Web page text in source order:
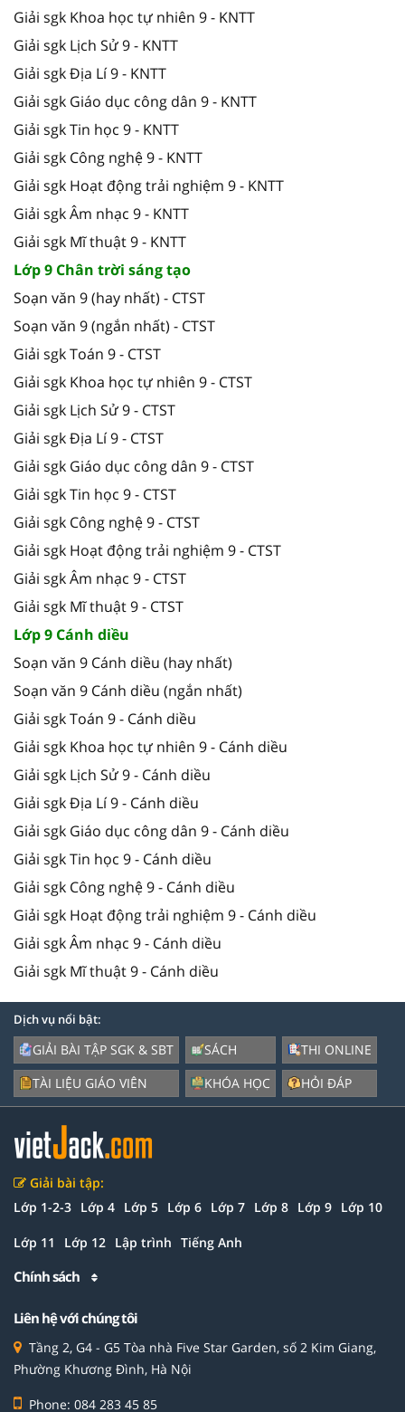
Giải sgk Khoa học tự nhiên 9 - KNTT
Giải sgk Lịch Sử 9 - KNTT
Giải sgk Địa Lí 9 - KNTT
Giải sgk Giáo dục công dân 9 - KNTT
Giải sgk Tin học 9 - KNTT
Giải sgk Công nghệ 9 - KNTT
Giải sgk Hoạt động trải nghiệm 9 - KNTT
Giải sgk Âm nhạc 9 - KNTT
Giải sgk Mĩ thuật 9 - KNTT
Lớp 9 Chân trời sáng tạo
Soạn văn 9 (hay nhất) - CTST
Soạn văn 9 (ngắn nhất) - CTST
Giải sgk Toán 9 - CTST
Giải sgk Khoa học tự nhiên 9 - CTST
Giải sgk Lịch Sử 9 - CTST
Giải sgk Địa Lí 9 - CTST
Giải sgk Giáo dục công dân 9 - CTST
Giải sgk Tin học 9 - CTST
Giải sgk Công nghệ 9 - CTST
Giải sgk Hoạt động trải nghiệm 9 - CTST
Giải sgk Âm nhạc 9 - CTST
Giải sgk Mĩ thuật 9 - CTST
Lớp 9 Cánh diều
Soạn văn 9 Cánh diều (hay nhất)
Soạn văn 9 Cánh diều (ngắn nhất)
Giải sgk Toán 9 - Cánh diều
Giải sgk Khoa học tự nhiên 9 - Cánh diều
Giải sgk Lịch Sử 9 - Cánh diều
Giải sgk Địa Lí 9 - Cánh diều
Giải sgk Giáo dục công dân 9 - Cánh diều
Giải sgk Tin học 9 - Cánh diều
Giải sgk Công nghệ 9 - Cánh diều
Giải sgk Hoạt động trải nghiệm 9 - Cánh diều
Giải sgk Âm nhạc 9 - Cánh diều
Giải sgk Mĩ thuật 9 - Cánh diều
Dịch vụ nổi bật:
GIẢI BÀI TẬP SGK & SBT
TÀI LIỆU GIÁO VIÊN
SÁCH
KHÓA HỌC
THI ONLINE
HỎI ĐÁP
Giải bài tập:
Lớp 1-2-3 Lớp 4 Lớp 5 Lớp 6 Lớp 7 Lớp 8 Lớp 9 Lớp 10
Lớp 11 Lớp 12 Lập trình Tiếng Anh
Chính sách
Liên hệ với chúng tôi
Tầng 2, G4 - G5 Tòa nhà Five Star Garden, số 2 Kim Giang,
Phường Khương Đình, Hà Nội
Phone: 084 283 45 85